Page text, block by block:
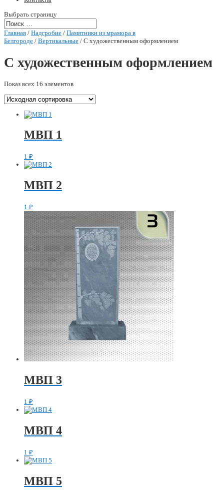
Выбрать страницу
Главная / Надгробие / Памятники из мрамора в
Белгороде / Вертикальные / С художественным оформлением
С художественным оформлением
Показ всех 16 элементов
МВП 1
1 ₽
МВП 2
1 ₽
МВП 3
1 ₽
МВП 4
1 ₽
МВП 5